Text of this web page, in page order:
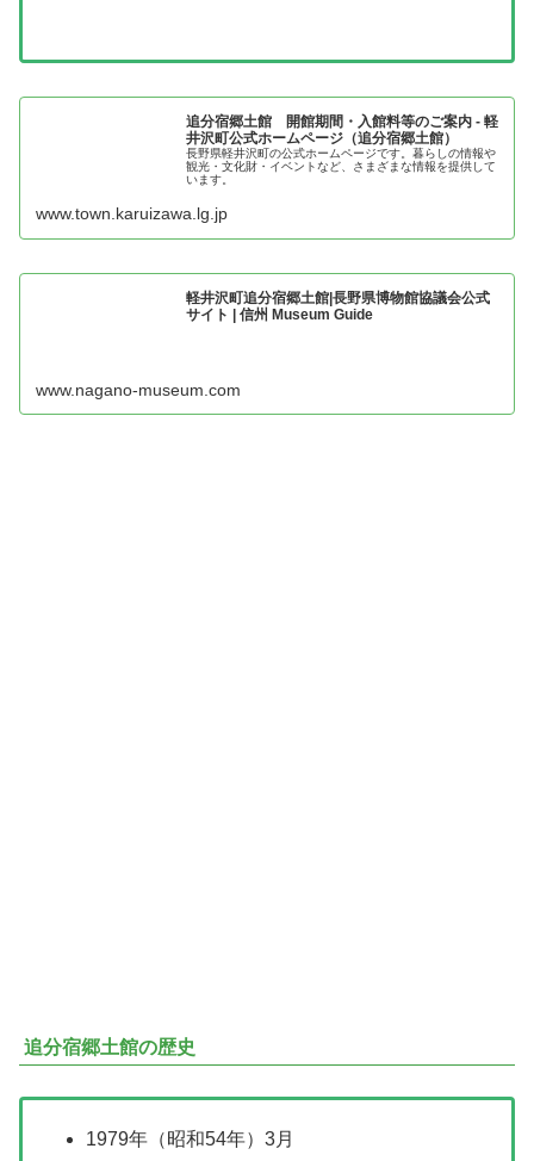
追分宿郷土館 開館期間・入館料等のご案内 - 軽
井沢町公式ホームページ（追分宿郷土館）
長野県軽井沢町の公式ホームページです。暮らしの情報や
観光・文化財・イベントなど、さまざまな情報を提供して
います。
www.town.karuizawa.lg.jp
軽井沢町追分宿郷土館|長野県博物館協議会公式
サイト | 信州 Museum Guide
www.nagano-museum.com
追分宿郷土館の歴史
1979年（昭和54年）3月